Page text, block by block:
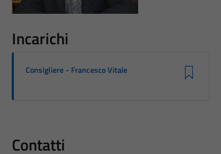
Incarichi
Consigliere - Francesco Vitale
Contatti